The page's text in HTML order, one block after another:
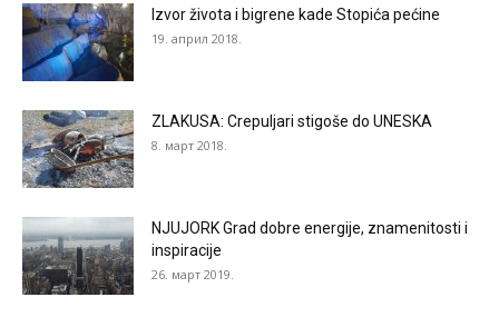
Izvor života i bigrene kade Stopića pećine
19. април 2018.
ZLAKUSA: Crepuljari stigoše do UNESKA
8. март 2018.
NJUJORK Grad dobre energije, znamenitosti i
inspiracije
26. март 2019.